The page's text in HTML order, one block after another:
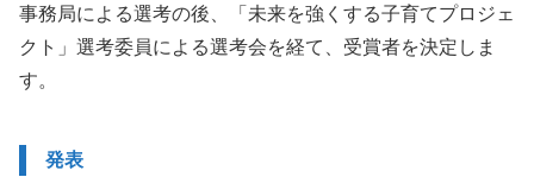
事務局による選考の後、「未来を強くする子育てプロジェ
クト」選考委員による選考会を経て、受賞者を決定しま
す。
発表